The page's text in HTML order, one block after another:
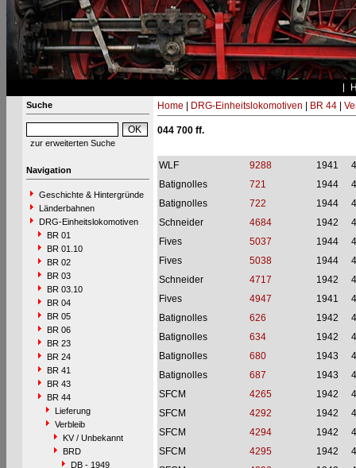
Suche
zur erweiterten Suche
Navigation
Geschichte & Hintergründe
Länderbahnen
DRG-Einheitslokomotiven
BR 01
BR 01.10
BR 02
BR 03
BR 03.10
BR 04
BR 05
BR 06
BR 23
BR 24
BR 41
BR 43
BR 44
Lieferung
Verbleib
KV / Unbekannt
BRD
DB - 1949
Home DRG-Einheitslokomotiven BR 44|
044 700 ff.
WLF 9288 1941
Batignolles
721 1944
Batignolles
722 1944
Schneider
4684 1942
Fives
5037 1944
Fives
5038 1944
Schneider
4717 1942
Fives
4947 1941
Batignolles
626 1942
Batignolles
634 1942
Batignolles
680 1943
Batignolles
687 1943
SFCM
4265 1942
SFCM
4292 1942
SFCM
4294 1942
SFCM
4295 1942